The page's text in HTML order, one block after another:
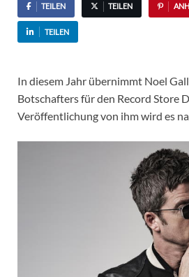
TEILEN TEILEN
TEILEN
In diesem Jahr übernimmt Noel
Botschafters für den Record Store
Veröffentlichung von ihm wird es